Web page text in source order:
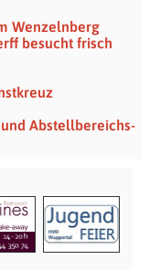
Wenzelnberg
besucht frisch
Abstellbereichs-